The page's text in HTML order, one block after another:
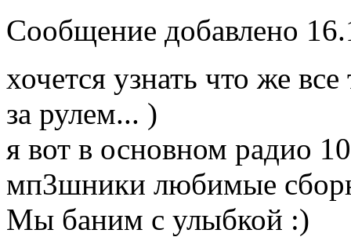
Сообщение добавлено
хочется узнать что же
за рулем... )
я вот в основном радио
мп3шники любимые
Мы баним с улыбкой :)